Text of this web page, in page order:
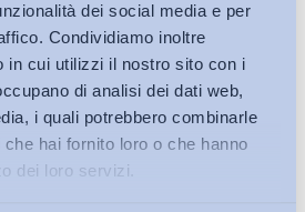
dei social media e per
Condividiamo inoltre
in cui utilizzi il nostro sito con i
di analisi dei dati web,
i quali potrebbero combinarle
hai fornito loro o che hanno
dei loro servizi.